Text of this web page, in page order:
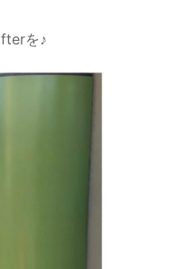
を♪